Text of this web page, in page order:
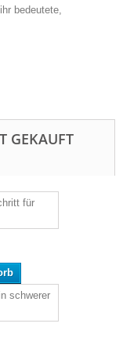
bedeutete,
GEKAUFT